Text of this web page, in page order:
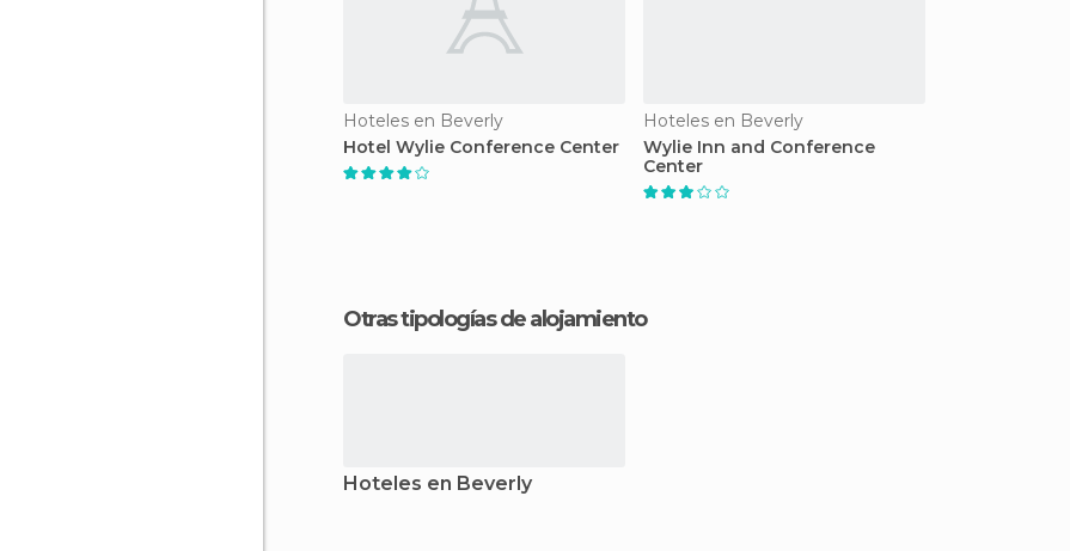
Hoteles en Beverly
Hotel Wylie Conference Center
Hoteles en Beverly
Wylie Inn and Conference
Center
Otras tipologías de alojamiento
Hoteles en Beverly